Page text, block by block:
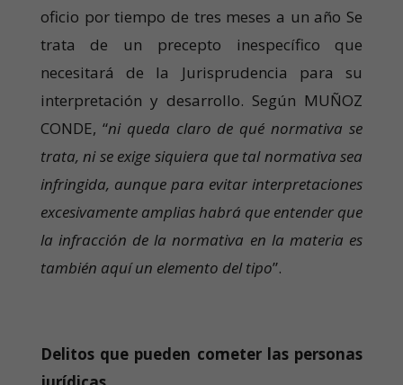
oficio por tiempo de tres meses a un año Se
trata de un precepto inespecífico que
necesitará de la Jurisprudencia para su
interpretación y desarrollo. Según MUÑOZ
CONDE, “ni queda claro de qué normativa se
trata, ni se exige siquiera que tal normativa sea
infringida, aunque para evitar interpretaciones
excesivamente amplias habrá que entender que
la infracción de la normativa en la materia es
también aquí un elemento del tipo”.
Delitos que pueden cometer las personas